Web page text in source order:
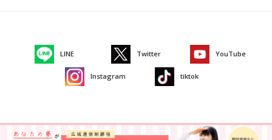
LINE Twitter YouTube
Instagram tiktok